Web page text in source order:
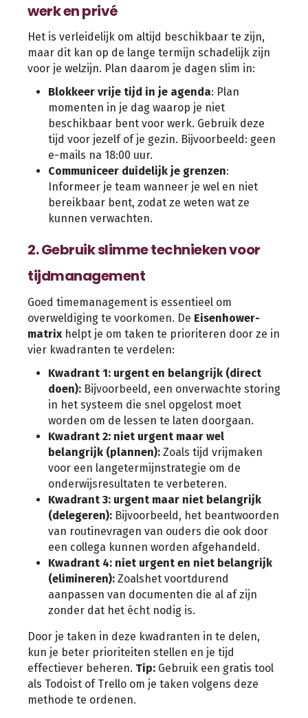
werk en privé
Het is verleidelijk om altijd beschikbaar te zijn,
maar dit kan op de lange termijn schadelijk zijn
voor je welzijn. Plan daarom je dagen slim in:
Blokkeer vrije tijd in je agenda: Plan
momenten in je dag waarop je niet
beschikbaar bent voor werk. Gebruik deze
tijd voor jezelf of je gezin. Bijvoorbeeld: geen
e-mails na 18:00 uur.
Communiceer duidelijk je grenzen:
Informeer je team wanneer je wel en niet
bereikbaar bent, zodat ze weten wat ze
kunnen verwachten.
2. Gebruik slimme technieken voor
tijdmanagement
Goed timemanagement is essentieel om
overweldiging te voorkomen. De Eisenhower-
matrix helpt je om taken te prioriteren door ze in
vier kwadranten te verdelen:
Kwadrant 1: urgent en belangrijk (direct
doen): Bijvoorbeeld, een onverwachte storing
in het systeem die snel opgelost moet
worden om de lessen te laten doorgaan.
Kwadrant 2: niet urgent maar wel
belangrijk (plannen): Zoals tijd vrijmaken
voor een langetermijnstrategie om de
onderwijsresultaten te verbeteren.
Kwadrant 3: urgent maar niet belangrijk
(delegeren): Bijvoorbeeld, het beantwoorden
van routinevragen van ouders die ook door
een collega kunnen worden afgehandeld.
Kwadrant 4: niet urgent en niet belangrijk
(elimineren): Zoalshet voortdurend
aanpassen van documenten die al af zijn
zonder dat het écht nodig is.
Door je taken in deze kwadranten in te delen,
kun je beter prioriteiten stellen en je tijd
effectiever beheren. Tip: Gebruik een gratis tool
als Todoist of Trello om je taken volgens deze
methode te ordenen.